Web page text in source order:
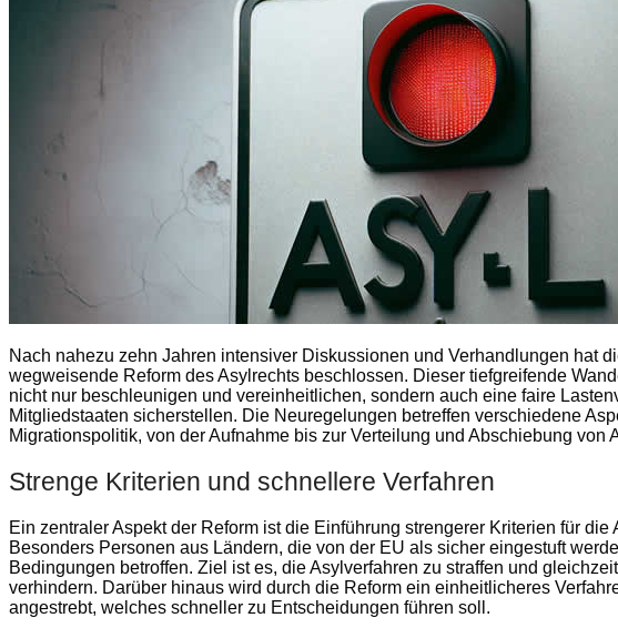
Nach nahezu zehn Jahren intensiver Diskussionen und Verhandlungen hat
wegweisende Reform des Asylrechts beschlossen. Dieser tiefgreifende
nicht nur beschleunigen und vereinheitlichen, sondern auch eine faire
Mitgliedstaaten sicherstellen. Die Neuregelungen betreffen verschiedene
Migrationspolitik, von der Aufnahme bis zur Verteilung und Abschiebung von
Strenge Kriterien und schnellere Verfahren
Ein zentraler Aspekt der Reform ist die Einführung strengerer Kriterien für
Besonders Personen aus Ländern, die von der EU als sicher eingestuft
Bedingungen betroffen. Ziel ist es, die Asylverfahren zu straffen und
verhindern. Darüber hinaus wird durch die Reform ein einheitlicheres
angestrebt, welches schneller zu Entscheidungen führen soll.